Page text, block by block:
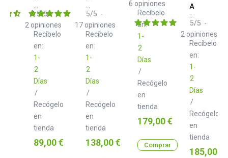
HD
25
Light
Recíbelo
en:
1-
2
Días
/
Recógelo
en
tienda
4.5/5-
2 opiniones
Precio
89,00 €
HD
25
Recíbelo
en:
1-
2
Días
/
Recógelo
en
tienda
5/5 -
17 opiniones
Precio
138,00 €
Recíbelo
en:
1-
2
Días
/
Recógelo
en
tienda
6 opiniones
Precio
179,00 €
Comprar
AIAIAI
TMA-
2
DJ
Recíbelo
en:
1-
2
Días
/
Recógelo
en
tienda
5/5 -
2 opiniones
Precio
185,00 €